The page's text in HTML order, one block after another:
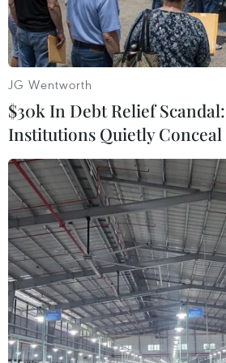
Nhân viên y tế Israel điều trị cho bệnh
bệnh viện ở Haifa. (Ảnh:
Khi biến thể Omicron của
lan nhanh chóng ở Israel, số
viện là người chưa tiêm
JG Wentworth
$30k In Debt Relief
Institutions Quietly Conceal